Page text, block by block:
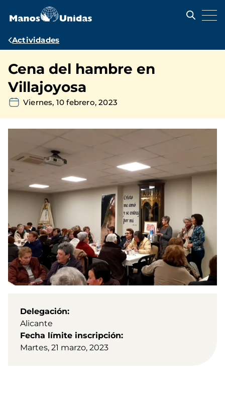
contenido
Ruta
navegación
Actividades
Cena del hambre en
Villajoyosa
Viernes, 10 febrero, 2023
Delegación
Alicante
Fecha límite inscripción
Martes, 21 marzo, 2023